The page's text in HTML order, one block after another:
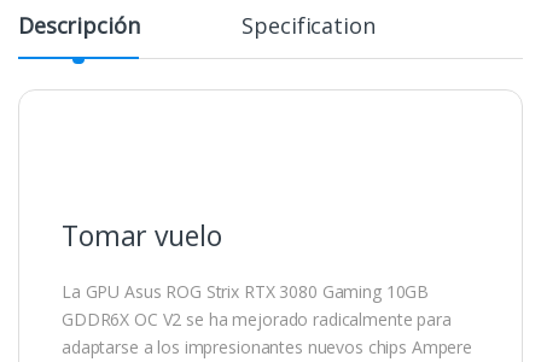
Descripción Specification
Tomar vuelo
La GPU Asus ROG Strix RTX 3080 Gaming 10GB
GDDR6X OC V2 se ha mejorado radicalmente para
adaptarse a los impresionantes nuevos chips Ampere